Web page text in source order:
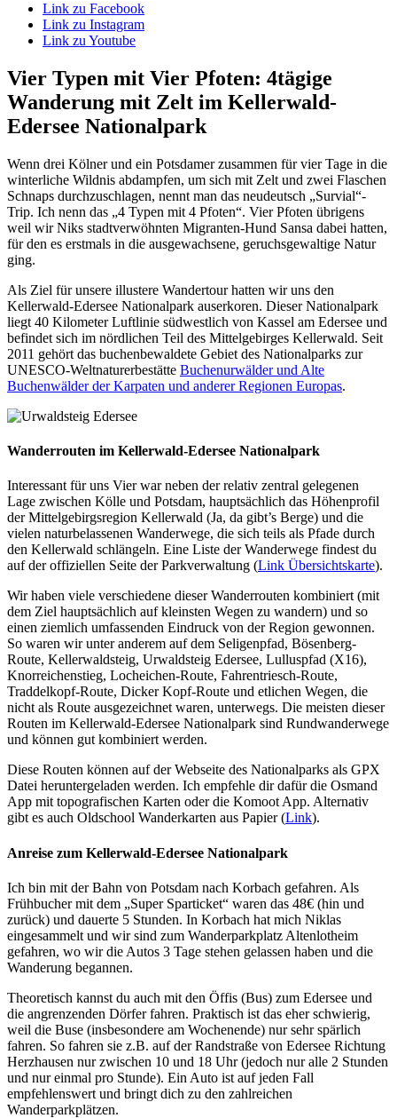
Link zu Facebook
Link zu Instagram
Link zu Youtube
Vier Typen mit Vier Pfoten: 4tägige
Wanderung mit Zelt im Kellerwald-
Edersee Nationalpark
Wenn drei Kölner und ein Potsdamer zusammen für vier Tage in die
winterliche Wildnis abdampfen, um sich mit Zelt und zwei Flaschen
Schnaps durchzuschlagen, nennt man das neudeutsch „Survial“-
Trip. Ich nenn das „4 Typen mit 4 Pfoten“. Vier Pfoten übrigens
weil wir Niks stadtverwöhnten Migranten-Hund Sansa dabei hatten,
für den es erstmals in die ausgewachsene, geruchsgewaltige Natur
ging.
Als Ziel für unsere illustere Wandertour hatten wir uns den
Kellerwald-Edersee Nationalpark auserkoren. Dieser Nationalpark
liegt 40 Kilometer Luftlinie südwestlich von Kassel am Edersee und
befindet sich im nördlichen Teil des Mittelgebirges Kellerwald. Seit
2011 gehört das buchenbewaldete Gebiet des Nationalparks zur
UNESCO-Weltnaturerbestätte Buchenurwälder und Alte
Buchenwälder der Karpaten und anderer Regionen Europas.
Wanderrouten im Kellerwald-Edersee Nationalpark
Interessant für uns Vier war neben der relativ zentral gelegenen
Lage zwischen Kölle und Potsdam, hauptsächlich das Höhenprofil
der Mittelgebirgsregion Kellerwald (Ja, da gibt’s Berge) und die
vielen naturbelassenen Wanderwege, die sich teils als Pfade durch
den Kellerwald schlängeln. Eine Liste der Wanderwege findest du
auf der offiziellen Seite der Parkverwaltung (Link Übersichtskarte).
Wir haben viele verschiedene dieser Wanderrouten kombiniert (mit
dem Ziel hauptsächlich auf kleinsten Wegen zu wandern) und so
einen ziemlich umfassenden Eindruck von der Region gewonnen.
So waren wir unter anderem auf dem Seligenpfad, Bösenberg-
Route, Kellerwaldsteig, Urwaldsteig Edersee, Lulluspfad (X16),
Knorreichenstieg, Locheichen-Route, Fahrentriesch-Route,
Traddelkopf-Route, Dicker Kopf-Route und etlichen Wegen, die
nicht als Route ausgezeichnet waren, unterwegs. Die meisten dieser
Routen im Kellerwald-Edersee Nationalpark sind Rundwanderwege
und können gut kombiniert werden.
Diese Routen können auf der Webseite des Nationalparks als GPX
Datei heruntergeladen werden. Ich empfehle dir dafür die Osmand
App mit topografischen Karten oder die Komoot App. Alternativ
gibt es auch Oldschool Wanderkarten aus Papier (Link).
Anreise zum Kellerwald-Edersee Nationalpark
Ich bin mit der Bahn von Potsdam nach Korbach gefahren. Als
Frühbucher mit dem „Super Sparticket“ waren das 48€ (hin und
zurück) und dauerte 5 Stunden. In Korbach hat mich Niklas
eingesammelt und wir sind zum Wanderparkplatz Altenlotheim
gefahren, wo wir die Autos 3 Tage stehen gelassen haben und die
Wanderung begannen.
Theoretisch kannst du auch mit den Öffis (Bus) zum Edersee und
die angrenzenden Dörfer fahren. Praktisch ist das eher schwierig,
weil die Buse (insbesondere am Wochenende) nur sehr spärlich
fahren. So fahren sie z.B. auf der Randstraße von Edersee Richtung
Herzhausen nur zwischen 10 und 18 Uhr (jedoch nur alle 2 Stunden
und nur einmal pro Stunde). Ein Auto ist auf jeden Fall
empfehlenswert und bringt dich zu den zahlreichen
Wanderparkplätzen.